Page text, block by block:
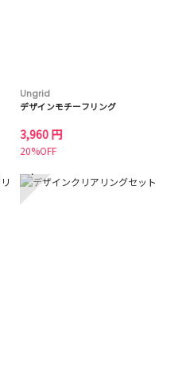
Ungrid
デザインモチーフリング
3,960 円
20%OFF
4